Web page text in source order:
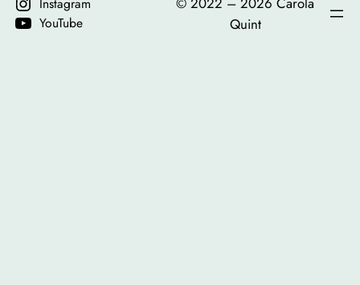
YouTube
Quint